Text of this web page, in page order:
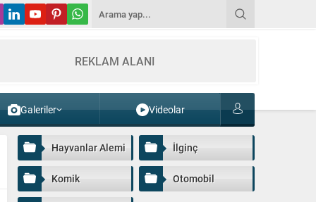
REKLAM ALANI
Galeriler Videolar
Hayvanlar Alemi İlginç
Komik Otomobil